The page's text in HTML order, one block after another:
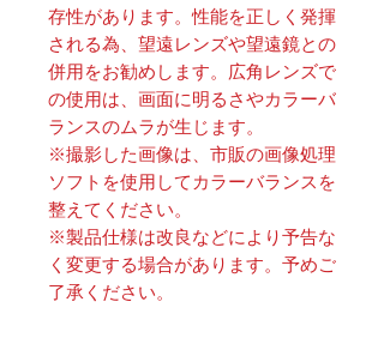
存性があります。性能を正しく発揮
される為、望遠レンズや望遠鏡との
併用をお勧めします。広角レンズで
の使用は、画面に明るさやカラーバ
ランスのムラが生じます。
※撮影した画像は、市販の画像処理
ソフトを使用してカラーバランスを
整えてください。
※製品仕様は改良などにより予告な
く変更する場合があります。予めご
了承ください。